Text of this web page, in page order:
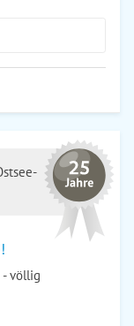
völlig